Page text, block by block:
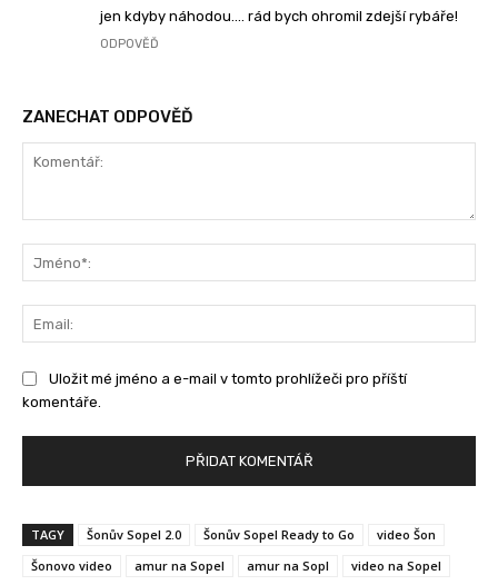
jen kdyby náhodou…. rád bych ohromil zdejší rybáře!
ODPOVĚĎ
ZANECHAT ODPOVĚĎ
Uložit mé jméno a e-mail v tomto prohlížeči pro příští
komentáře.
TAGY Šonův Sopel 2.0 Šonův Sopel Ready to Go
video Šon
Šonovo video
amur na Sopel amur na Sopl
video na Sopel